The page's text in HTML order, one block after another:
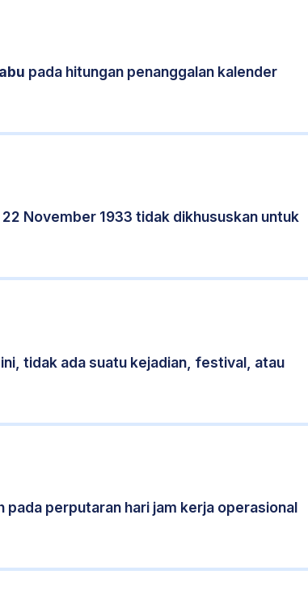
pada hitungan penanggalan kalender
November 1933 tidak dikhususkan untuk
tidak ada suatu kejadian, festival, atau
perputaran hari jam kerja operasional